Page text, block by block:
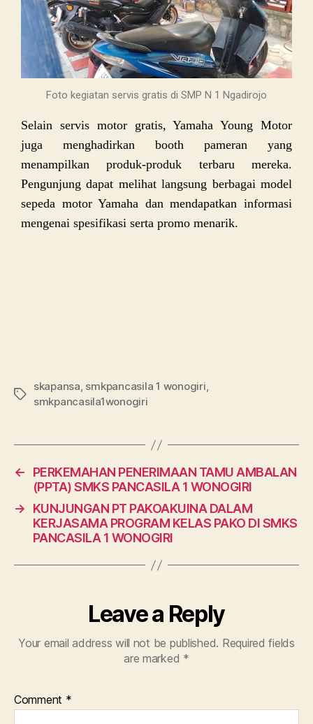
Foto kegiatan servis gratis di SMP N 1 Ngadirojo
Selain servis motor gratis, Yamaha Young Motor
juga menghadirkan booth pameran yang
menampilkan produk-produk terbaru mereka.
Pengunjung dapat melihat langsung berbagai model
sepeda motor Yamaha dan mendapatkan informasi
mengenai spesifikasi serta promo menarik.
skapansa, smkpancasila 1 wonogiri,
smkpancasila1wonogiri
←
PERKEMAHAN PENERIMAAN TAMU AMBALAN
(PPTA) SMKS PANCASILA 1 WONOGIRI
→
KUNJUNGAN PT PAKOAKUINA DALAM
KERJASAMA PROGRAM KELAS PAKO DI SMKS
PANCASILA 1 WONOGIRI
Leave a Reply
Your email address will not be published. Required fields
are marked *
Comment *